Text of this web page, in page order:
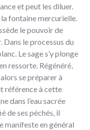
et peut les diluer.
fontaine mercurielle.
le pouvoir de
le processus du
Le sage s’y plonge
ressorte. Régénéré,
se préparer à
référence à cette
dans l’eau sacrée
de ses péchés, il
manifeste en général